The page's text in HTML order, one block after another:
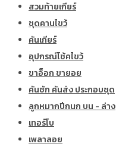
สวมท้ายเกียร์
ชุดคานไขว้
คันเกียร์
อุปกรณ์โช้คไขว้
ขาอ็อก ขายอย
คันชัก คันส่ง ประกอบชุด
ลูกหมากปีกนก บน - ล่าง
เทอร์โบ
เพลาลอย